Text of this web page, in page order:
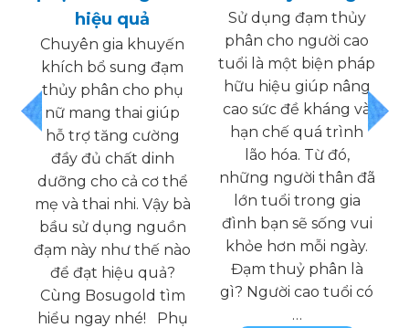
hiệu quả
Chuyên gia khuyến
khích bổ sung đạm
thủy phân cho phụ
nữ mang thai giúp
hỗ trợ tăng cường
đầy đủ chất dinh
dưỡng cho cả cơ thể
mẹ và thai nhi. Vậy bà
bầu sử dụng nguồn
đạm này như thế nào
để đạt hiệu quả?
Cùng Bosugold tìm
hiểu ngay nhé! Phụ
Sử dụng đạm thủy
phân cho người cao
tuổi là một biện pháp
hữu hiệu giúp nâng
cao sức đề kháng và
hạn chế quá trình
lão hóa. Từ đó,
những người thân đã
lớn tuổi trong gia
đình bạn sẽ sống vui
khỏe hơn mỗi ngày.
Đạm thuỷ phân là
gì? Người cao tuổi có
…